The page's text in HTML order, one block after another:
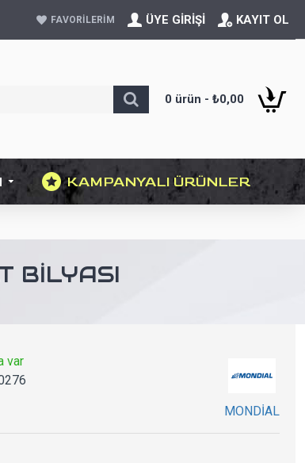
FAVORILERIM ÜYE GIRIŞI KAYIT OL
0 ürün - ₺0,00
KAMPANYALI ÜRÜNLER
BILYASI
var
MONDİAL